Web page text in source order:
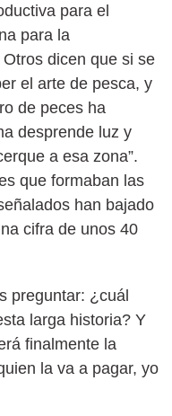
para el
para la
dicen que si se
el arte de pesca, y
de peces ha
desprende luz y
a esa zona”.
que formaban las
han bajado
cifra de unos 40
preguntar: ¿cuál
larga historia? Y
finalmente la
la va a pagar, yo